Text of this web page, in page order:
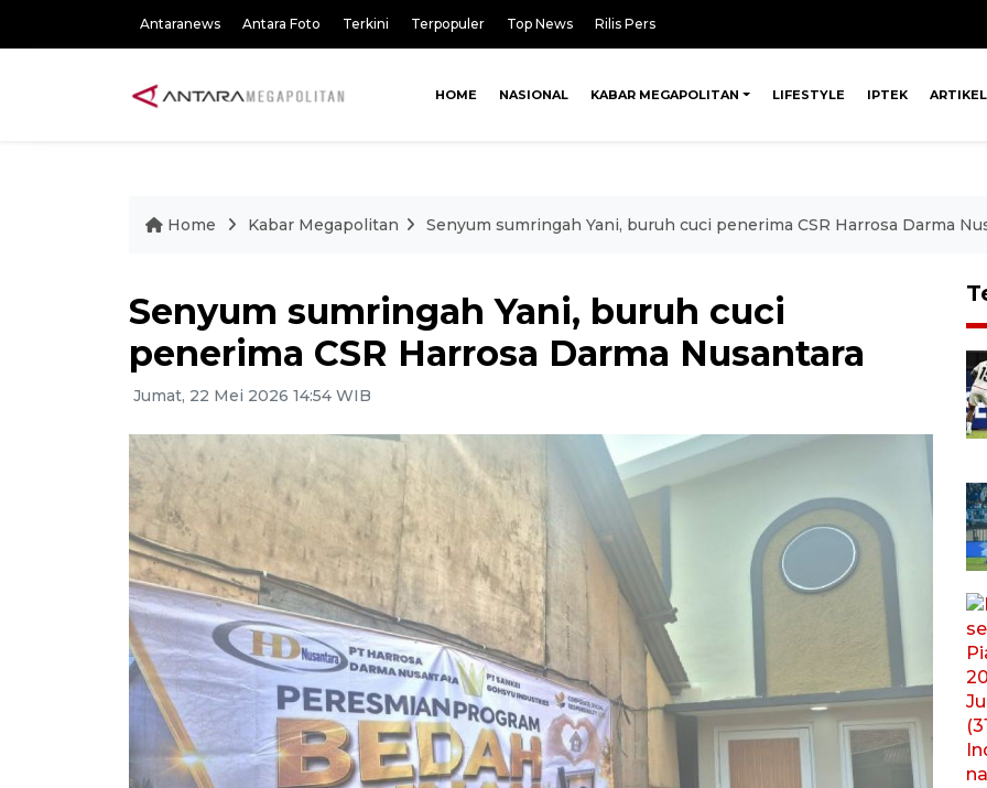
Antaranews Antara Foto Terkini Terpopuler Top News Rilis Pers
HOME NASIONAL KABAR MEGAPOLITAN LIFESTYLE IPTEK ARTIKEL
Home Kabar Megapolitan Senyum sumringah Yani, buruh cuci penerima CSR Harrosa Darma
Senyum sumringah Yani, buruh cuci
penerima CSR Harrosa Darma Nusantara
Jumat, 22 Mei 2026 14:54 WIB